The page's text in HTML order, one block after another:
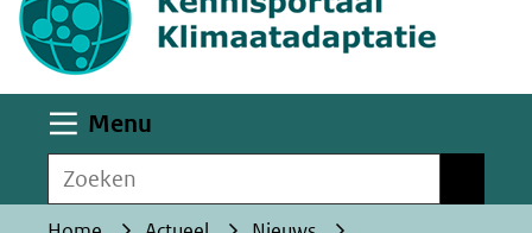
deze
website
worden
toegestaan
geweigerd.
Menu
Zoeken